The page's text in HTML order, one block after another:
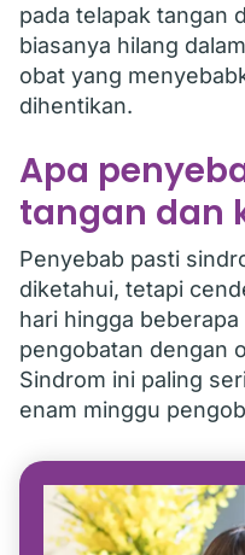
pada telapak tangan
biasanya hilang
obat yang
dihentikan.
Apa
tangan dan
Penyebab pasti
diketahui, tetapi
hari hingga
pengobatan dengan
Sindrom ini paling
enam minggu